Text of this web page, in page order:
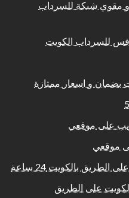
شبكة للسرداب
للسرداب الكويت
بضمان و اسعار ممتازة
على موقعي
موقعي
بالكويت 24 ساعة
على الطريق